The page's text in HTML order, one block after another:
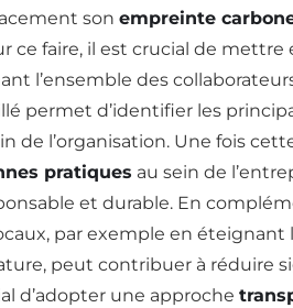
son empreinte
ce faire, il est crucial de mettre
l’ensemble des
permet d’identifier les
de l’organisation. Une fois
pratiques au sein de
et durable. En
par exemple en
peut contribuer à réduire
d’adopter une approche